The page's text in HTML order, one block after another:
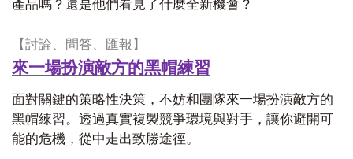
產品嗎？還是他們看見了什麼全新機會？
【討論、問答、匯報】
來一場扮演敵方的黑帽練習
面對關鍵的策略性決策，不妨和團隊來一場扮演敵方的
黑帽練習。透過真實複製競爭環境與對手，讓你避開可
能的危機，從中走出致勝途徑。